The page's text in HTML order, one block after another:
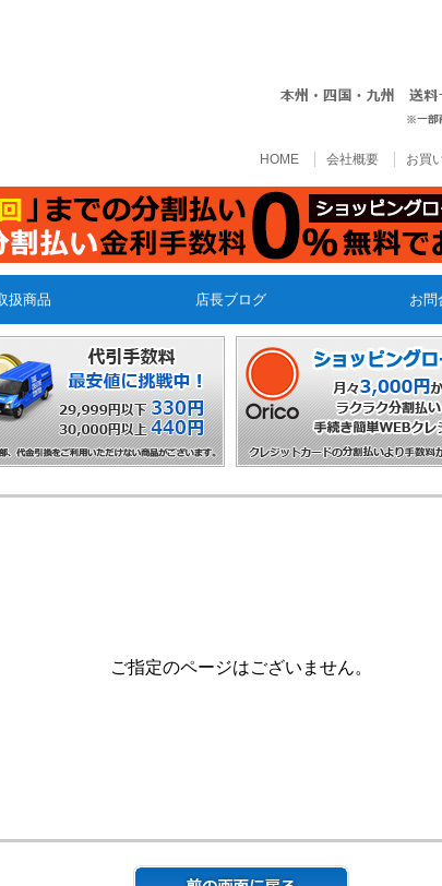
HOME 会社概要 お買
扱商品 店長ブログ お問
ご指定のページはございません。